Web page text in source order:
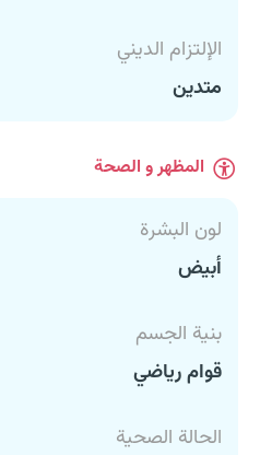
الإلتزام الديني
متدين
المظهر و الصحة
لون البشرة
أبيض
بنية الجسم
قوام رياضي
الحالة الصحية